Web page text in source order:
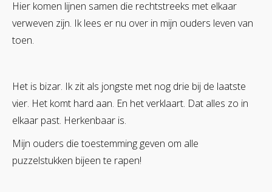
Hier komen lijnen samen die rechtstreeks met elkaar
verweven zijn. Ik lees er nu over in mijn ouders leven van
toen.
Het is bizar. Ik zit als jongste met nog drie bij de laatste
vier. Het komt hard aan. En het verklaart. Dat alles zo in
elkaar past. Herkenbaar is.
Mijn ouders die toestemming geven om alle
puzzelstukken bijeen te rapen!